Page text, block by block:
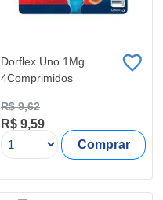
Dorflex Uno 1Mg
4Comprimidos
R$ 9,62
R$ 9,59
Comprar